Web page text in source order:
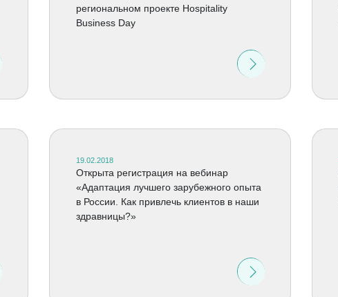
региональном проекте Hospitality
Business Day
19.02.2018
Открыта регистрация на вебинар
«Адаптация лучшего зарубежного опыта
в России. Как привлечь клиентов в наши
здравницы?»